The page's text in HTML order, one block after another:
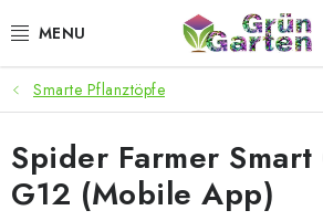
Inhalt
ANGEBOTE
LED PFLANZENLAMPEN
ANBAUBEDARF FÜR DEN HEIMANBAU
Smarte Pflanztöpfe
Spider Farmer
G12 (Mobile App)